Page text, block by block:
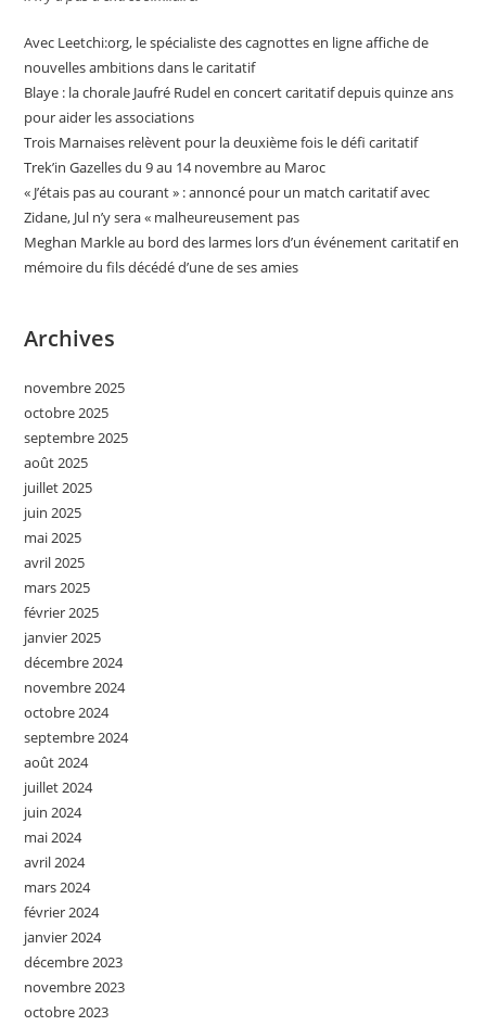
Avec Leetchi:org, le spécialiste des cagnottes en ligne affiche de
nouvelles ambitions dans le caritatif
Blaye : la chorale Jaufré Rudel en concert caritatif depuis quinze ans
pour aider les associations
Trois Marnaises relèvent pour la deuxième fois le défi caritatif
Trek’in Gazelles du 9 au 14 novembre au Maroc
« J’étais pas au courant » : annoncé pour un match caritatif avec
Zidane, Jul n’y sera « malheureusement pas
Meghan Markle au bord des larmes lors d’un événement caritatif en
mémoire du fils décédé d’une de ses amies
Archives
novembre 2025
octobre 2025
septembre 2025
août 2025
juillet 2025
juin 2025
mai 2025
avril 2025
mars 2025
février 2025
janvier 2025
décembre 2024
novembre 2024
octobre 2024
septembre 2024
août 2024
juillet 2024
juin 2024
mai 2024
avril 2024
mars 2024
février 2024
janvier 2024
décembre 2023
novembre 2023
octobre 2023